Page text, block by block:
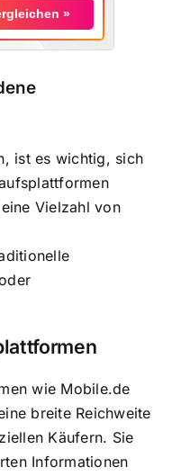
»
ist es wichtig, sich
Vielzahl von
wie Mobile.de
breite Reichweite
Käufern. Sie
Informationen